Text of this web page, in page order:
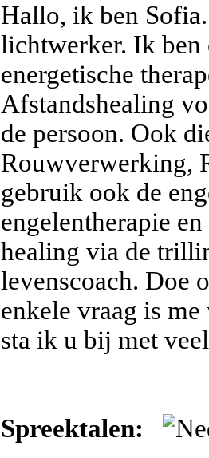
Hallo, ik ben
lichtwerker. Ik ben
energetische
Afstandshealing
de persoon. Ook
Rouwverwerking,
gebruik ook de
engelentherapie
healing via de
levenscoach. Doe
enkele vraag is
sta ik u bij met
Spreektalen: